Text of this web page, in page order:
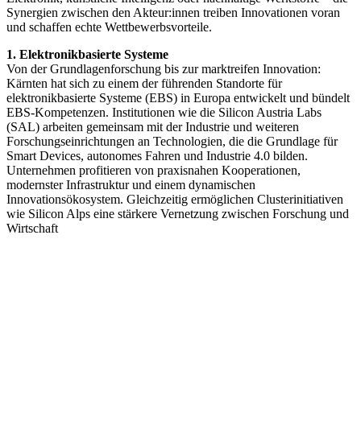
Synergien zwischen den Akteur:innen treiben Innovationen voran
und schaffen echte Wettbewerbsvorteile.
1. Elektronikbasierte Systeme
Von der Grundlagenforschung bis zur marktreifen Innovation:
Kärnten hat sich zu einem der führenden Standorte für
elektronikbasierte Systeme (EBS) in Europa entwickelt und bündelt
EBS-Kompetenzen. Institutionen wie die Silicon Austria Labs
(SAL) arbeiten gemeinsam mit der Industrie und weiteren
Forschungseinrichtungen an Technologien, die die Grundlage für
Smart Devices, autonomes Fahren und Industrie 4.0 bilden.
Unternehmen profitieren von praxisnahen Kooperationen,
modernster Infrastruktur und einem dynamischen
Innovationsökosystem. Gleichzeitig ermöglichen Clusterinitiativen
wie Silicon Alps eine stärkere Vernetzung zwischen Forschung und
Wirtschaft